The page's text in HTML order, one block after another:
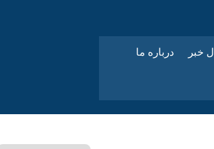
خبر درباره ما